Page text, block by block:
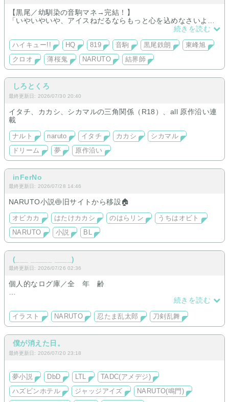
【黒尾／幼馴染の音駒マネ→完結！】
「いやいやいや、アイスねだるならもっと心を込めなさいよ。
ただ、東峰だけが知っている。
あの笑顔の裏側に、触れてはいけないトゲがあることを。
続きを読む
ハイキュー!! HQ 819 音駒 黒尾鉄朗
東峰旭
クロオ
薄桜鬼 NARUTO 結界師
しろとくろ
最終更新日: 2026/07/30 20:40
イタチ、カカシ、シカマルの三角関係（R18）、all 原作沿い連
載
ナルト naruto イタチ カカシ
シカマル
ドリーム
夢 原作沿い
inFerNo
最終更新日: 2026/07/28 14:46
NARUTO小説🍥旧サイトから移設🏠
オビカカ はたけカカシ のはらリン
うちはオビト
NARUTO
小説 BL
(___ _____ ____)
最終更新日: 2026/07/26 02:36
個人的なログ庫／全 年 齢
続きを読む
イラスト NARUTO 忍たま乱太郎 刀剣乱舞
僕が消えた日。
最終更新日: 2026/07/20 23:18
夢小説 DbD LTL
TADC(アメデジ)
ハズビンホテル
ジャッジアイズ NARUTO(鳴門)